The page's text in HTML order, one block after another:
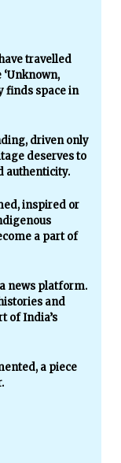
travelled
finds space in
driven only
deserves to
authenticity.
inspired or
a part of
news platform.
and
of India’s
a piece